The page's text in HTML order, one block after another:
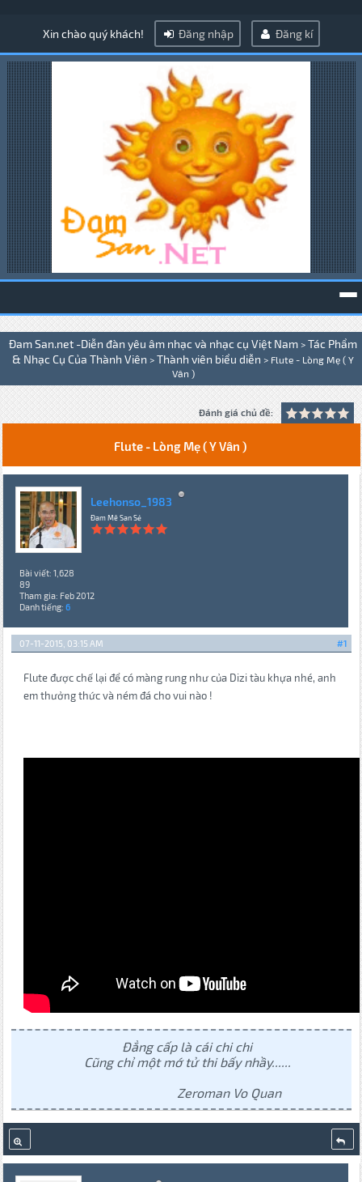
Xin chào quý khách! Đăng nhập Đăng kí
Đam San.net -Diễn đàn yêu âm nhạc và nhạc cụ Việt Nam > Tác Phẩm
& Nhạc Cụ Của Thành Viên > Thành viên biểu diễn > Flute - Lòng Mẹ ( Y
Vân )
Đánh giá chủ đề:
Flute - Lòng Mẹ ( Y Vân )
Leehonso_1983
Đam Mê San Sẻ
Bài viết: 1,628
89
Tham gia: Feb 2012
Danh tiếng: 6
#1
07-11-2015, 03:15 AM
Flute được chế lại để có màng rung như của Dizi tàu khựa nhé, anh
em thưởng thức và ném đá cho vui nào !
Đẳng cấp là cái chi chi
Cũng chỉ một mớ tử thi bấy nhầy......
Zeroman Vo Quan